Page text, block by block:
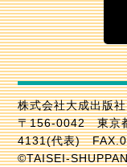
株式会社大成出版社
〒156-0042 東京
4131(代表)
©TAISEI-